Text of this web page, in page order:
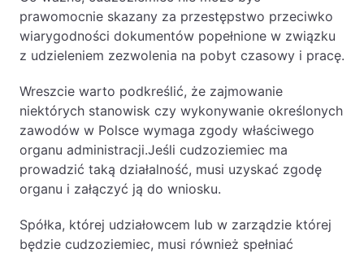
prawomocnie skazany za przestępstwo przeciwko
wiarygodności dokumentów popełnione w związku
z udzieleniem zezwolenia na pobyt czasowy i pracę.
Wreszcie warto podkreślić, że zajmowanie
niektórych stanowisk czy wykonywanie określonych
zawodów w Polsce wymaga zgody właściwego
organu administracji.Jeśli cudzoziemiec ma
prowadzić taką działalność, musi uzyskać zgodę
organu i załączyć ją do wniosku.
Spółka, której udziałowcem lub w zarządzie której
będzie cudzoziemiec, musi również spełniać